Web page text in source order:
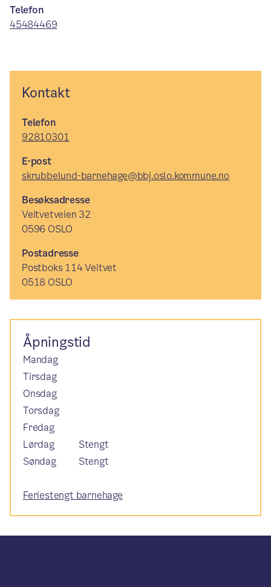
Telefon
45484469
Kontakt
Telefon
92810301
E-post
skrubbelund-barnehage@bbj.oslo.kommune.no
Besøksadresse
Veitvetveien 32
0596 OSLO
Postadresse
Postboks 114 Veitvet
0518 OSLO
Åpningstid
Mandag
Tirsdag
Onsdag
Torsdag
Fredag
Lørdag
Stengt
Søndag
Stengt
Feriestengt barnehage